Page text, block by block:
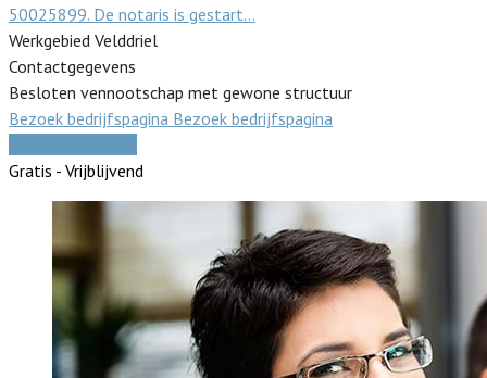
50025899. De notaris is gestart…
Werkgebied Velddriel
Contactgegevens
Besloten vennootschap met gewone structuur
Bezoek bedrijfspagina Bezoek bedrijfspagina
Gratis - Vrijblijvend